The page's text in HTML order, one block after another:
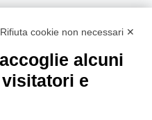
Rifiuta cookie non necessari ✕
alcuni
e